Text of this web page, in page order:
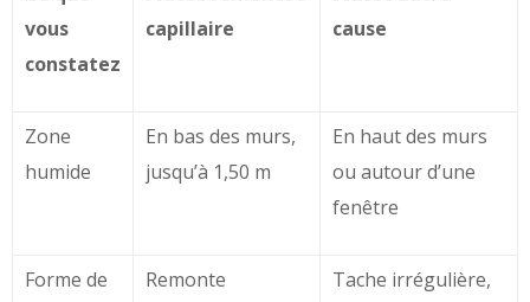
vous
constatez
capillaire
cause
Zone
humide
En bas des murs,
jusqu’à 1,50 m
En haut des murs
ou autour d’une
fenêtre
Forme de
Remonte
Tache irrégulière,